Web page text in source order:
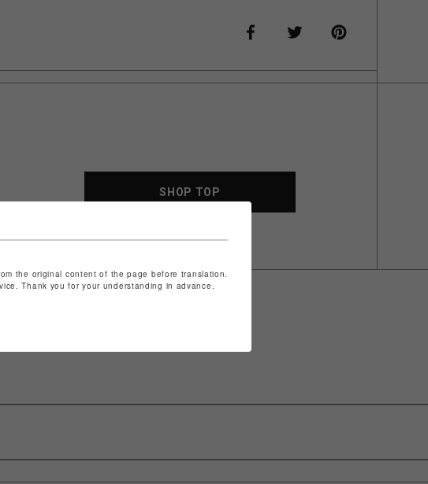
SHOP TOP
the original content of the page before translation.
Thank you for your understanding in advance.